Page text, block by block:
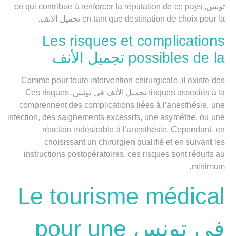
تونس, ce qui contribue à renforcer la réputation de ce pays
en tant que destination de choix pour la تجميل الأنف.
Les risques et complications
possibles de la تجميل الأنف
Comme pour toute intervention chirurgicale, il existe des
risques associés à la تجميل الأنف في تونس. Ces risques
comprennent des complications liées à l’anesthésie, une
infection, des saignements excessifs, une asymétrie, ou une
réaction indésirable à l’anesthésie. Cependant, en
choisissant un chirurgien qualifié et en suivant les
instructions postopératoires, ces risques sont réduits au
minimum.
Le tourisme médical
في تونس pour une